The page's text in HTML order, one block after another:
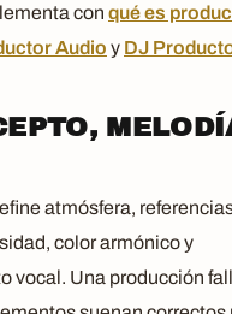
con qué es
Audio y DJ
atmósfera,
color armónico y
vocal. Una producción